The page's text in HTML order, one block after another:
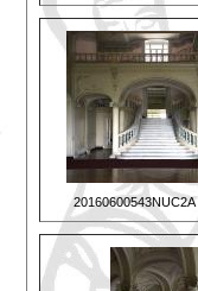
20160600543NUC2A